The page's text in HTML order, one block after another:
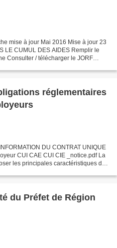
mise à jour Mai 2016 Mise à jour 23
LE CUMUL DES AIDES Remplir le
Consulter / télécharger le JORF
réglementaires
DU CONTRAT UNIQUE
CUI CAE CUI CIE _notice.pdf La
les principales caractéristiques du
du Préfet de Région